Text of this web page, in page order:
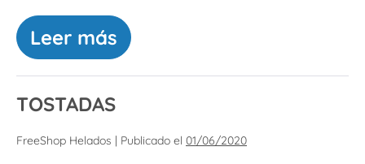
Leer más
TOSTADAS
FreeShop Helados Publicado el 01/06/2020